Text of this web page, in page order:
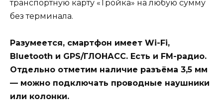
транспортную карту «Тройка» на любую сумму
без терминала.
Разумеется, смартфон имеет Wi-Fi,
Bluetooth и GPS/ГЛОНАСС. Есть и FM-радио.
Отдельно отметим наличие разъёма 3,5 мм
— можно подключать проводные наушники
или колонки.